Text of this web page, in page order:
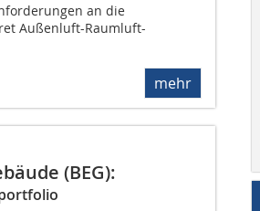
an die
Außenluft-Raumluft-
mehr
(BEG):